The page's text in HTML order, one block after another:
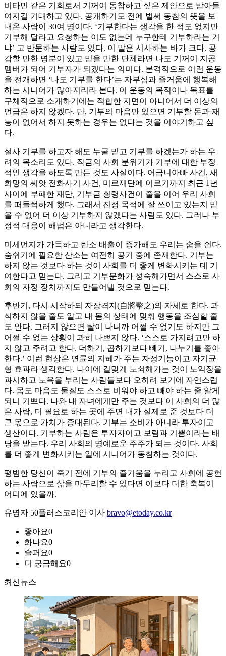
비타민 같은 기회로서 기꺼이 동참하고 싶은 제안으로 받아들
여지길 기대하고 있다. 공개하기도 전에 벌써 동참의 뜻을 보
내온 사람이 30여 명이다. ‘기부한다는 생각을 한 적도 없지만
기부해 달라고 요청하는 이도 없는데 누구한테 기부하라는 거
냐’ 고 반문하는 사람도 있다. 이 말은 시사하는 바가 크다. 공
감할 만한 명분이 있고 믿을 만한 단체라면 나도 기꺼이 지공
멤버가 되어 기부자가 되겠다는 의미다. 본격적으로 이런 운동
을 전개하면 ‘나도 기부를 한다’는 자부심과 즐거움에 행복해
하는 시니어가 많아지리라 본다. 이 운동의 목적이나 목표를
구체적으로 소개하기에는 적합한 지면이 아니어서 더 이상의
언급은 하지 않겠다. 단, 기부의 마음만 있으면 기부할 돈과 재
능이 없어서 하지 못하는 경우는 없다는 것을 이야기하고 싶
다.
설사 기부를 하고자 해도 누굴 믿고 기부를 하겠는가 하는 우
려의 목소리도 있다. 작금의 사회 분위기가 기부에 대한 부정
적인 생각을 하도록 만든 것도 사실이다. 어금니아빠 사건, 새
희망의 씨앗 전화사기 사건, 미르재단에 이르기까지 최근 1년
사이에 부패한 재단, 기부금 횡령사건이 줄을 이어 우리 사회
를 떠들썩하게 했다. 그래서 진정 목적에 잘 쓰이고 있는지 믿
을 수 없어 더 이상 기부하지 않겠다는 사람도 있다. 그러나 부
정적 대응이 해법은 아니라고 생각한다.
미세먼지가 가득하고 탄소 배출이 증가해도 우리는 숨을 쉰다.
숨쉬기에 필요한 산소는 여전히 공기 중에 존재한다. 기부는
하지 않는 것보다 하는 것이 사회를 더 좋게 변화시키는 데 기
여한다고 믿는다. 그리고 기부문화가 성숙해가면서 스스로 사
회의 자정 장치까지도 만들어낼 것으로 믿는다.
후반기, 다시 시작하되 자장격지(自將擊之)의 자세로 한다. 과
식하지 않을 줄도 알고 내 몸의 상태에 맞춰 행동을 조심할 줄
도 안다. 그러지 않으면 탈이 나니까 어쩔 수 없기도 하지만 그
어쩔 수 없는 상황이 과히 나쁘지 않다. ‘스스로 가지려고만 하
지 않고 주려고 한다. 더하기, 곱하기보다 빼기, 나누기를 좋아
한다.’ 이런 현상은 연륜의 지혜가 주는 자정기능이고 자기균
형 효과라 생각한다. 나이에 걸맞게 노쇠해가는 것이 노익장을
과시하고 노욕을 부리는 사람들보다 오히려 보기에 자연스럽
다. 몸도 마음도 물질도 스스로 비워야 하고 빼야 하는 줄 알게
되니 기쁘다. 나와 내 자녀에게만 주는 것보다 이 사회의 더 많
은 사람, 더 필요로 하는 곳에 주면 내가 실제로 준 것보다 더
큰 몫으로 가치가 증대된다. 기부는 소비가 아니라 투자이고
생산이다. 기부하는 사람은 투자자이고 보람과 기쁨이라는 배
당을 받는다. 우리 사회의 명예로운 주주가 되는 것이다. 사회
를 더 좋게 변화시키는 일에 시니어가 동참하는 것이다.
평범한 당신이 죽기 전에 기부의 즐거움을 누리고 사회에 공헌
하는 사람으로 삶을 마무리할 수 있다면 이보다 더한 축복이
어디에 있을까.
유명자 50플러스코리안 이사 bravo@etoday.co.kr
좋아요0
화나요0
슬퍼요0
더 궁금해요0
최신뉴스